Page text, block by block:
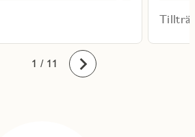
1
2
3
4
5
6
7
8
9
10
11 / 11 Framåt